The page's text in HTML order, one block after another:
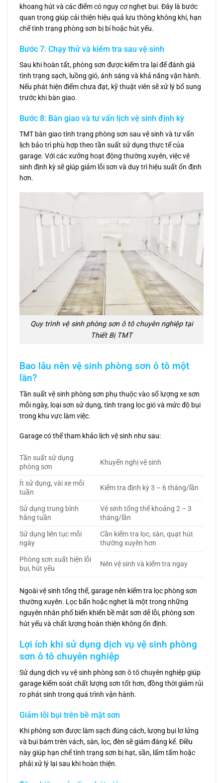
khoang hút và các điểm có nguy cơ nghẹt bụi. Đây là bước
quan trọng giúp cải thiện hiệu quả lưu thông không khí, hạn
chế tình trạng phòng sơn bị bí hoặc hút yếu.
Bước 7: Chạy thử và kiểm tra sau vệ sinh
Sau khi hoàn tất, phòng sơn được kiểm tra lại để đánh giá
tình trạng sạch, luồng gió, ánh sáng và khả năng vận hành.
Nếu phát hiện điểm chưa đạt, kỹ thuật viên sẽ xử lý bổ sung
trước khi bàn giao.
Bước 8: Bàn giao và tư vấn lịch vệ sinh định kỳ
TMT bàn giao tình trạng phòng sơn sau vệ sinh và tư vấn
lịch bảo trì phù hợp theo tần suất sử dụng thực tế của
garage. Với các xưởng hoạt động thường xuyên, việc vệ
sinh định kỳ sẽ giúp giảm lỗi sơn và duy trì hiệu suất ổn định
hơn.
Quy trình vệ sinh phòng sơn ô tô chuyên nghiệp tại
Thiết Bị TMT
Bao lâu nên vệ sinh phòng sơn ô tô một
lần?
Tần suất vệ sinh phòng sơn phụ thuộc vào số lượng xe sơn
mỗi ngày, loại sơn sử dụng, tình trạng lọc gió và mức độ bụi
trong khu vực làm việc.
Garage có thể tham khảo lịch vệ sinh như sau:
Tần suất sử dụng
phòng sơn
Khuyến nghị vệ sinh
Ít sử dụng, vài xe mỗi
tuần
Kiểm tra định kỳ 3 – 6 tháng/lần
Sử dụng trung bình
hằng tuần
Vệ sinh tổng thể khoảng 2 – 3
tháng/lần
Sử dụng liên tục mỗi
ngày
Cần kiểm tra lọc, sàn, quạt hút
thường xuyên hơn
Phòng sơn xuất hiện lỗi
bụi, hút yếu
Nên vệ sinh và kiểm tra ngay
Ngoài vệ sinh tổng thể, garage nên kiểm tra lọc phòng sơn
thường xuyên. Lọc bẩn hoặc nghẹt là một trong những
nguyên nhân phổ biến khiến bề mặt sơn dễ lỗi, phòng sơn
hút yếu và chất lượng hoàn thiện không ổn định.
Lợi ích khi sử dụng dịch vụ vệ sinh phòng
sơn ô tô chuyên nghiệp
Sử dụng dịch vụ vệ sinh phòng sơn ô tô chuyên nghiệp giúp
garage kiểm soát chất lượng sơn tốt hơn, đồng thời giảm rủi
ro phát sinh trong quá trình vận hành.
Giảm lỗi bụi trên bề mặt sơn
Khi phòng sơn được làm sạch đúng cách, lượng bụi lơ lửng
và bụi bám trên vách, sàn, lọc, đèn sẽ giảm đáng kể. Điều
này giúp hạn chế tình trạng sơn bị hạt, sần, lấm tấm hoặc
phải xử lý lại sau khi hoàn thiện.